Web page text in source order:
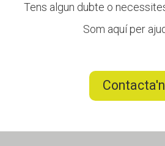
Tens algun dubte o
Som aquí per